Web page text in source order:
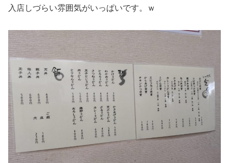
入店しづらい雰囲気がいっぱいです。ｗ